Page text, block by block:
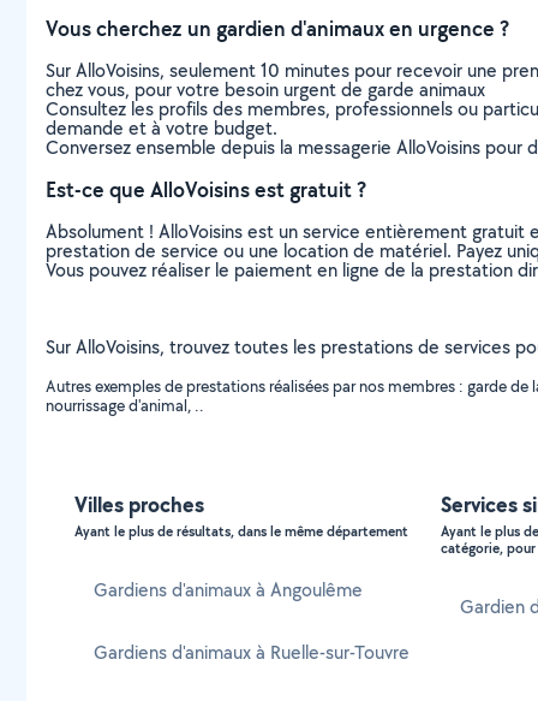
Vous cherchez un gardien d'animaux en urgence ?
Sur AlloVoisins, seulement 10 minutes pour recevoir une
chez vous, pour votre besoin urgent de garde animaux
Consultez les profils des membres, professionnels ou
demande et à votre budget.
Conversez ensemble depuis la messagerie AlloVoisins
Est-ce que AlloVoisins est gratuit ?
Absolument ! AlloVoisins est un service entièrement gratuit
prestation de service ou une location de matériel. Payez
Vous pouvez réaliser le paiement en ligne de la prestation
Sur AlloVoisins, trouvez toutes les prestations de services
Autres exemples de prestations réalisées par nos membres : garde
nourrissage d'animal, ..
Villes proches
Ayant le plus de résultats, dans le même département
Gardiens d'animaux à Angoulême
Gardiens d'animaux à Ruelle-sur-Touvre
Services
Ayant le plus
catégorie,
Gardien